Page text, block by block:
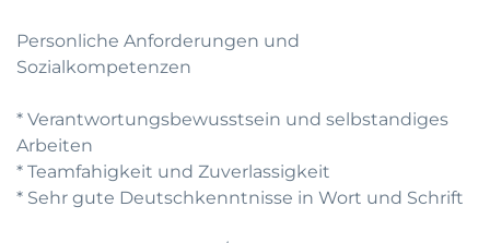
Personliche Anforderungen und
Sozialkompetenzen
* Verantwortungsbewusstsein und selbstandiges
Arbeiten
* Teamfahigkeit und Zuverlassigkeit
* Sehr gute Deutschkenntnisse in Wort und Schrift